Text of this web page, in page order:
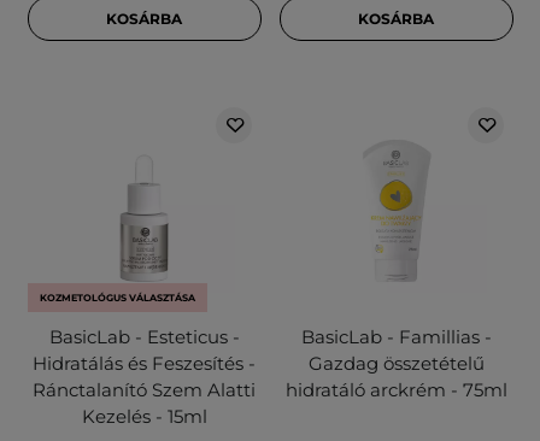
KOSÁRBA KOSÁRBA
KOZMETOLÓGUS VÁLASZTÁSA
BasicLab - Esteticus -
Hidratálás és Feszesítés -
Ránctalanító Szem Alatti
Kezelés - 15ml
BasicLab - Famillias -
Gazdag összetételű
hidratáló arckrém - 75ml